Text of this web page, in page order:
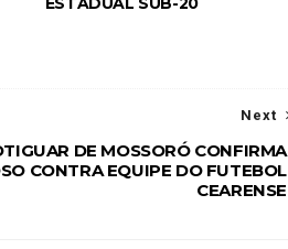
Next
DE MOSSORÓ CONFIRMA
CONTRA EQUIPE DO FUTEBOL
CEARENSE